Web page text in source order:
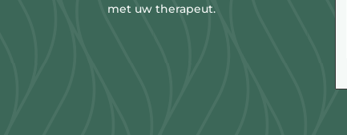
met uw therapeut.